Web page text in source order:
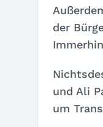
der
und Ali
um